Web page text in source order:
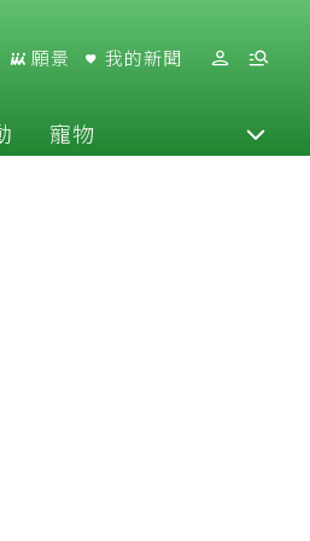
願景 我的新聞
寵物